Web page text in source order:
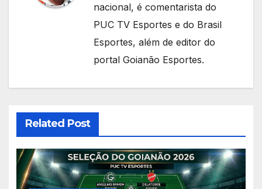
nacional, é comentarista do
PUC TV Esportes e do Brasil
Esportes, além de editor do
portal Goianão Esportes.
Related Post